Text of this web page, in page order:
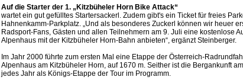
Auf die Starter der 1. „Kitzbüheler Horn Bike Attack“
wartet ein gut gefülltes Startersackerl. Zudem gibt's ein Ticket für freies
Hahnenkamm-Parkplatz. „Und als besonderes Zuckerl können wir heuer
Radsport-Fans, Gästen und allen Teilnehmern am 9. Juli eine kostenlose
Alpenhaus mit der Kitzbüheler Horn-Bahn anbieten“, ergänzt Steinberger.
Im Jahr 2000 führte zum ersten Mal eine Etappe der Österreich-
Alpenhaus am Kitzbüheler Horn, auf 1670 m. Seither ist die Bergankunft
jedes Jahr als Königs-Etappe der Tour im Programm.